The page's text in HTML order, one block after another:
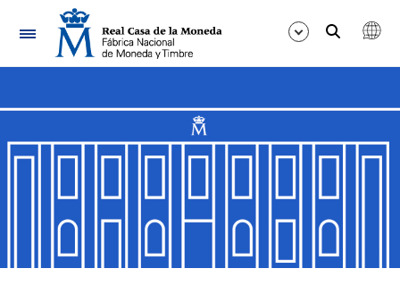
Navigation
Show/Hide
Show/Hide
Show/Hide